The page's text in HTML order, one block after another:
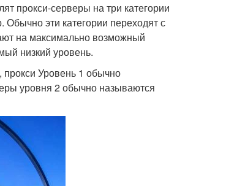
прокси-серверы на три категории
Обычно эти категории переходят с
на максимально возможный
низкий уровень.
Уровень 1 обычно
уровня 2 обычно называются